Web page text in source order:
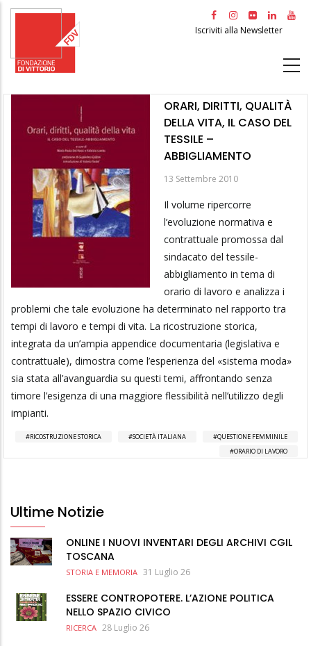
Salta
principale
Iscriviti alla Newsletter
ORARI, DIRITTI, QUALITÀ
DELLA VITA, IL CASO DEL
TESSILE –
ABBIGLIAMENTO
13 Settembre 2010
Il volume ripercorre
l’evoluzione normativa e
contrattuale promossa dal
sindacato del tessile-
abbigliamento in tema di
orario di lavoro e analizza i
problemi che tale evoluzione ha determinato nel rapporto tra
tempi di lavoro e tempi di vita. La ricostruzione storica,
integrata da un’ampia appendice documentaria (legislativa e
contrattuale), dimostra come l’esperienza del «sistema moda»
sia stata all’avanguardia su questi temi, affrontando senza
timore l’esigenza di una maggiore flessibilità nell’utilizzo degli
impianti.
RICOSTRUZIONE STORICA SOCIETÀ ITALIANA
QUESTIONE FEMMINILE
ORARIO DI LAVORO
Ultime Notizie
ONLINE I NUOVI INVENTARI DEGLI ARCHIVI CGIL
TOSCANA
STORIA E MEMORIA 31 Luglio 26
ESSERE CONTROPOTERE. L’AZIONE POLITICA
NELLO SPAZIO CIVICO
RICERCA 28 Luglio 26